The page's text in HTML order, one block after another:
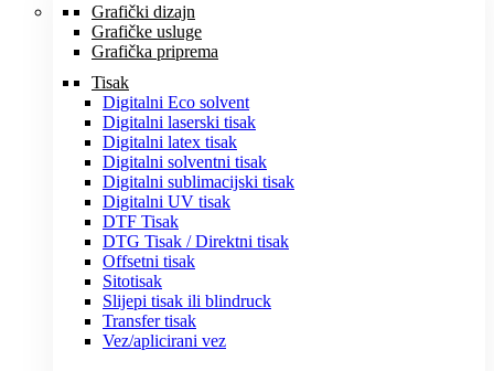
Grafički dizajn
Grafičke usluge
Grafička priprema
Tisak
Digitalni Eco solvent
Digitalni laserski tisak
Digitalni latex tisak
Digitalni solventni tisak
Digitalni sublimacijski tisak
Digitalni UV tisak
DTF Tisak
DTG Tisak / Direktni tisak
Offsetni tisak
Sitotisak
Slijepi tisak ili blindruck
Transfer tisak
Vez/aplicirani vez